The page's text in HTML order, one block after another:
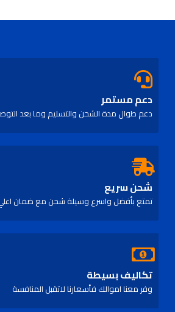
دعم مستمر
دعم طوال مدة الشحن والتسليم وما بعد
شحن سريع
تمتع بأفضل واسرع وسيلة شحن مع ضمان
تكاليف بسيطة
وفر معنا اموالك فأسعارنا لاتقبل المنافسة